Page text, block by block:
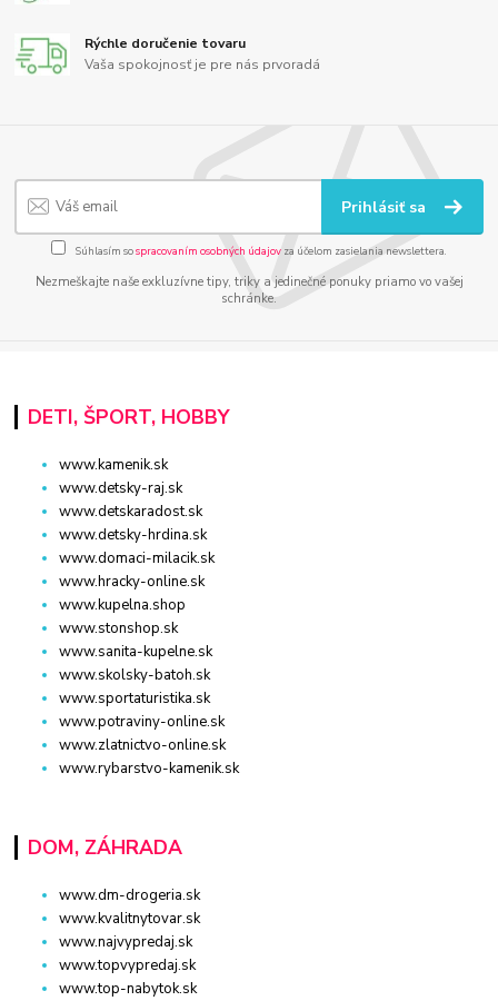
Rýchle doručenie tovaru
Vaša spokojnosť je pre nás prvoradá
Prihlásiť sa
Súhlasím sospracovaním osobných údajov za účelom zasielania newslettera.
Nezmeškajte naše exkluzívne tipy, triky a jedinečné ponuky priamo vo vašej
schránke.
DETI, ŠPORT, HOBBY
www.kamenik.sk
www.detsky-raj.sk
www.detskaradost.sk
www.detsky-hrdina.sk
www.domaci-milacik.sk
www.hracky-online.sk
www.kupelna.shop
www.stonshop.sk
www.sanita-kupelne.sk
www.skolsky-batoh.sk
www.sportaturistika.sk
www.potraviny-online.sk
www.zlatnictvo-online.sk
www.rybarstvo-kamenik.sk
DOM, ZÁHRADA
www.dm-drogeria.sk
www.kvalitnytovar.sk
www.najvypredaj.sk
www.topvypredaj.sk
www.top-nabytok.sk